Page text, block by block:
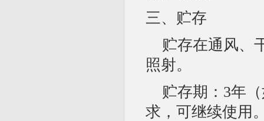
三、贮存
贮存在通风、
照射。
贮存期：3年
求，可继续使用